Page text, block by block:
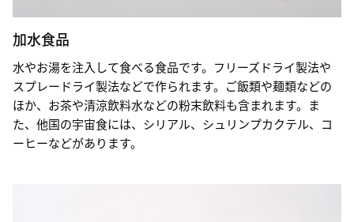
加水食品
水やお湯を注入して食べる食品です。フリーズドライ製法や
スプレードライ製法などで作られます。ご飯類や麺類などの
ほか、お茶や清涼飲料水などの粉末飲料も含まれます。ま
た、他国の宇宙食には、シリアル、シュリンプカクテル、コ
ーヒーなどがあります。